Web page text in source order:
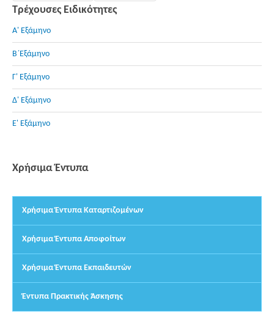
Τρέχουσες Ειδικότητες
Α' Εξάμηνο
Β΄Εξάμηνο
Γ' Εξάμηνο
Δ' Εξάμηνο
Ε' Εξάμηνο
Χρήσιμα Έντυπα
Χρήσιμα Έντυπα Καταρτιζομένων
Χρήσιμα Έντυπα Αποφοίτων
Χρήσιμα Έντυπα Εκπαιδευτών
Έντυπα Πρακτικής Άσκησης